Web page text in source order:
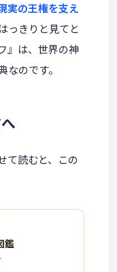
実の王権を支え
っきりと見てと
』は、世界の神
のです。
て読むと、この
鑑